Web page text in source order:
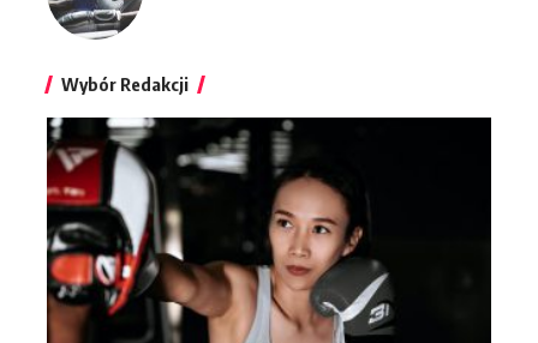
Wybór Redakcji